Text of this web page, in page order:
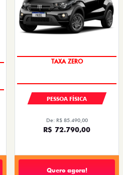
TAXA ZERO
PESSOA FÍSICA
De: R$ 85.490,00
R$ 72.790,00
Quero agora!